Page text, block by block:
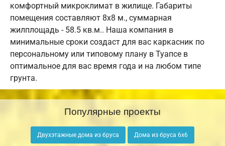
комфортный микроклимат в жилище. Габариты
помещения составляют 8х8 м., суммарная
жилплощадь - 58.5 кв.м.. Наша компания в
минимальные сроки создаст для вас каркасник по
персональному или типовому плану в Туапсе в
оптимальное для вас время года и на любом типе
грунта.
Популярные проекты
Двухэтажные дома из бруса Дома из бруса 6х6